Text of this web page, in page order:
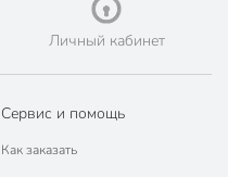
Личный кабинет
Сервис и помощь
Как заказать